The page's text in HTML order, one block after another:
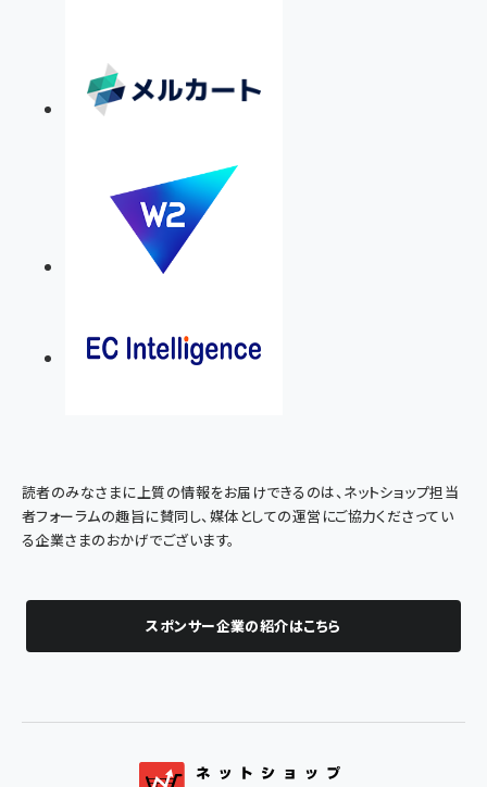
読者のみなさまに上質の情報をお届けできるのは、ネットショップ担当
者フォーラムの趣旨に賛同し、媒体としての運営にご協力くださってい
る企業さまのおかげでございます。
スポンサー企業の紹介はこちら